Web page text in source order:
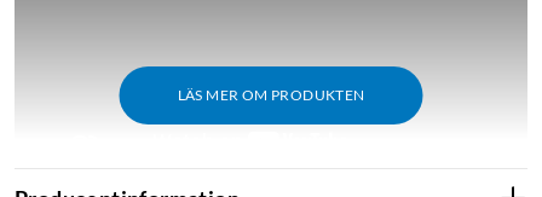
LÄS MER OM PRODUKTEN